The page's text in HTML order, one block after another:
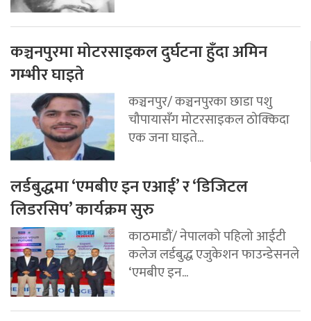
कञ्चनपुरमा मोटरसाइकल दुर्घटना हुँदा अमिन
गम्भीर घाइते
कञ्चनपुर/ कञ्चनपुरका छाडा पशु
चौपायासँग मोटरसाइकल ठोक्किदा
एक जना घाइते...
लर्डबुद्धमा ‘एमबीए इन एआई’ र ‘डिजिटल
लिडरसिप’ कार्यक्रम सुरु
काठमाडौं/ नेपालको पहिलो आईटी
कलेज लर्डबुद्ध एजुकेशन फाउन्डेसनले
‘एमबीए इन...